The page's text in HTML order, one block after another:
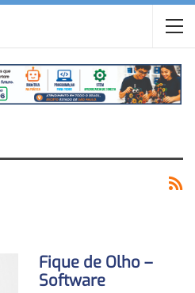
Fique de Olho –
Software